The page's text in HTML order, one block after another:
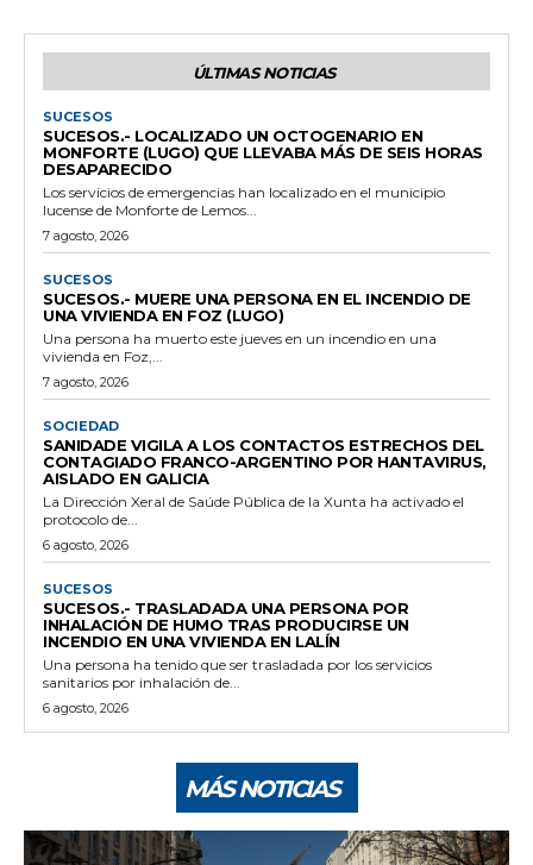
ÚLTIMAS NOTICIAS
SUCESOS
SUCESOS.- LOCALIZADO UN OCTOGENARIO EN
MONFORTE (LUGO) QUE LLEVABA MÁS DE SEIS HORAS
DESAPARECIDO
Los servicios de emergencias han localizado en el municipio
lucense de Monforte de Lemos...
7 agosto, 2026
SUCESOS
SUCESOS.- MUERE UNA PERSONA EN EL INCENDIO DE
UNA VIVIENDA EN FOZ (LUGO)
Una persona ha muerto este jueves en un incendio en una
vivienda en Foz,...
7 agosto, 2026
SOCIEDAD
SANIDADE VIGILA A LOS CONTACTOS ESTRECHOS DEL
CONTAGIADO FRANCO-ARGENTINO POR HANTAVIRUS,
AISLADO EN GALICIA
La Dirección Xeral de Saúde Pública de la Xunta ha activado el
protocolo de...
6 agosto, 2026
SUCESOS
SUCESOS.- TRASLADADA UNA PERSONA POR
INHALACIÓN DE HUMO TRAS PRODUCIRSE UN
INCENDIO EN UNA VIVIENDA EN LALÍN
Una persona ha tenido que ser trasladada por los servicios
sanitarios por inhalación de...
6 agosto, 2026
MÁS NOTICIAS